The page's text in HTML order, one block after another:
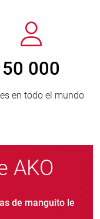
año
> 3
AKO
de manguito le